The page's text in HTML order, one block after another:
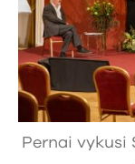
Pernai vykusi